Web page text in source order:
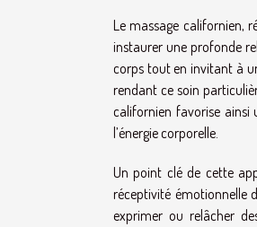
Le massage californien,
instaurer une profonde
corps tout en invitant à
rendant ce soin
californien favorise ainsi
l’énergie corporelle.
Un point clé de cette
réceptivité émotionnelle
exprimer ou relâcher